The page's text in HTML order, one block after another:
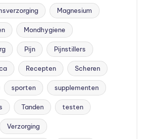
Magnesium
Mondhygiene
Pijn Pijnstillers
Recepten Scheren
sporten supplementen
Tanden testen
Verzorging